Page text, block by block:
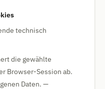
technisch
die gewählte
Browser-Session ab.
Daten. —